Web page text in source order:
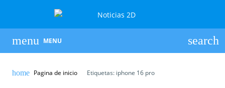
MENU
Pagina de inicio Etiquetas: iphone 16 pro